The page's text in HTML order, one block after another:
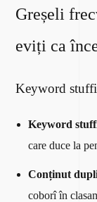
Greșeli
eviți ca
Keyword
Keyword
care duce la
Conținut
coborî în